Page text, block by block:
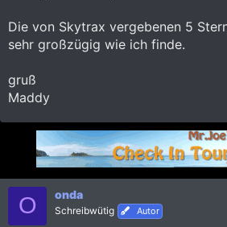
Die von Skytrax vergebenen 5
sehr großzügig wie ich finde.
gruß
Maddy
O onda
Schreibwütig Autor